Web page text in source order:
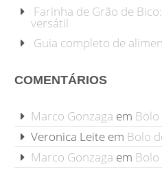
Farinha de Grão de
versátil
Guia completo de
COMENTÁRIOS
Marco Gonzaga em
Veronica Leite em Bolo
Marco Gonzaga em